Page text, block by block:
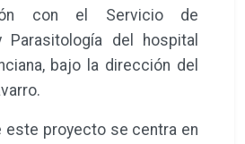
con el Servicio de
Parasitología del hospital
bajo la dirección del
proyecto se centra en